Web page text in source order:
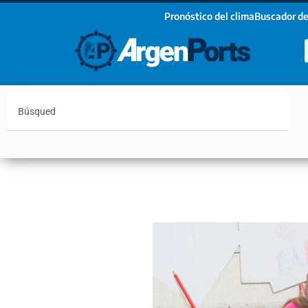
Pronóstico del climaBuscador
¡Sumate a nuestro Newsletter!
Email
Estoy de acuerdo con las condiciones y políticas